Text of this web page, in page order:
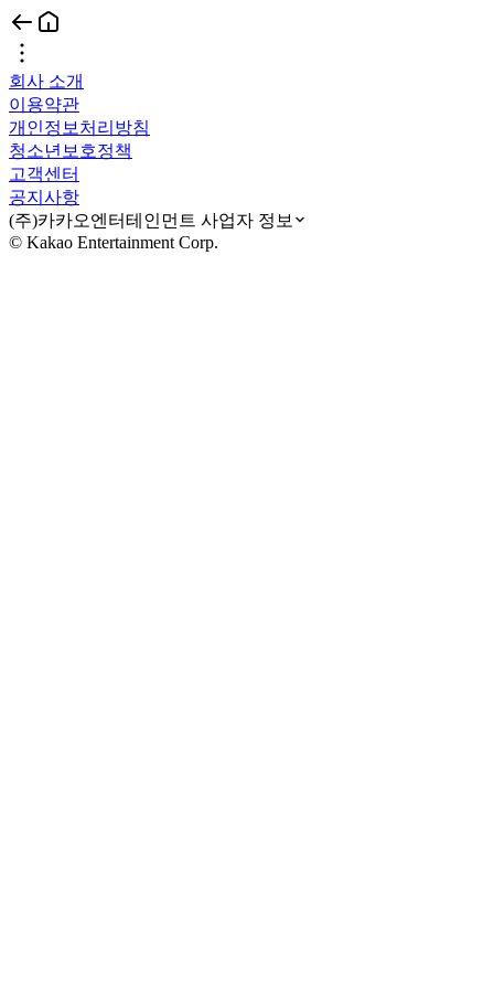
회사 소개
이용약관
개인정보처리방침
청소년보호정책
고객센터
공지사항
(주)카카오엔터테인먼트 사업자 정보
© Kakao Entertainment Corp.